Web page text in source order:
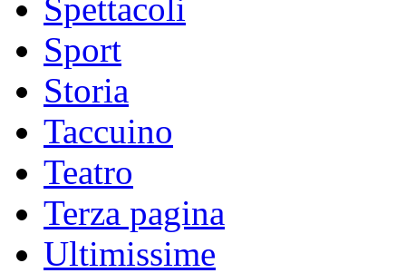
Spettacoli
Sport
Storia
Taccuino
Teatro
Terza pagina
Ultimissime